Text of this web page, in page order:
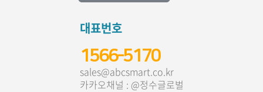
대표번호
1566-5170
sales@abcsmart.co.kr
카카오채널 : @정수글로벌